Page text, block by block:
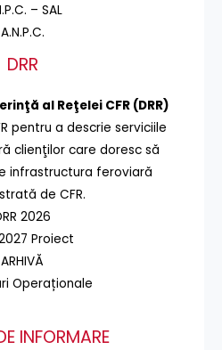
– SAL
A.N.P.C.
DRR
al Reţelei CFR (DRR)
pentru a descrie serviciile
clienţilor care doresc să
infrastructura feroviară
de CFR.
2026
Proiect
ARHIVĂ
Operaționale
INFORMARE